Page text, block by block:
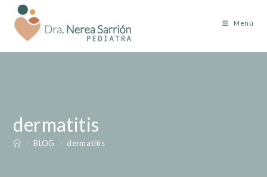
Menú
dermatitis
> BLOG > dermatitis